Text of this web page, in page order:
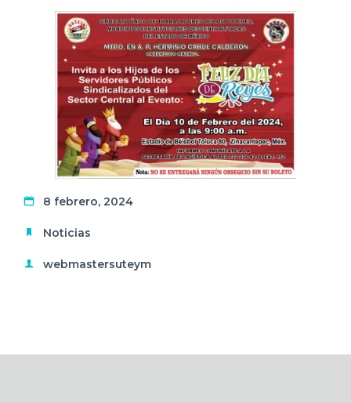
8 febrero, 2024
Noticias
webmastersuteym